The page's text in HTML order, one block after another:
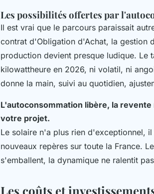
Les possibilités offertes par
Il est vrai que le parcours paraissait
contrat d'Obligation d'Achat, la gestion
production devient presque ludique.
kilowattheure en 2026, ni volatil, ni
donne la main, suivi au quotidien,
L'autoconsommation libère, la
votre projet.
Le solaire n'a plus rien d'exceptionnel,
nouveaux repères sur toute la France.
s'emballent, la dynamique ne ralentit
Les coûts et